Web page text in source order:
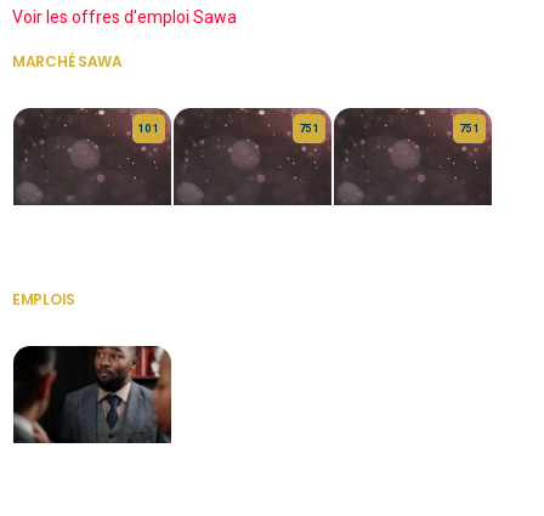
Voir les offres d'emploi Sawa
MARCHÉ SAWA
10 1 75 1 75 1
EMPLOIS